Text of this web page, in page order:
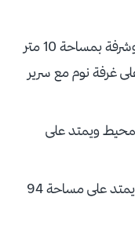
جناح جونيور بمساحة 70 متر مربع وشرفة بمساحة 10 متر
غرفة نوم مع سرير
ويمتد على
جناح بريميير مع سرير بحجم كينغ ويمتد على مساحة 94